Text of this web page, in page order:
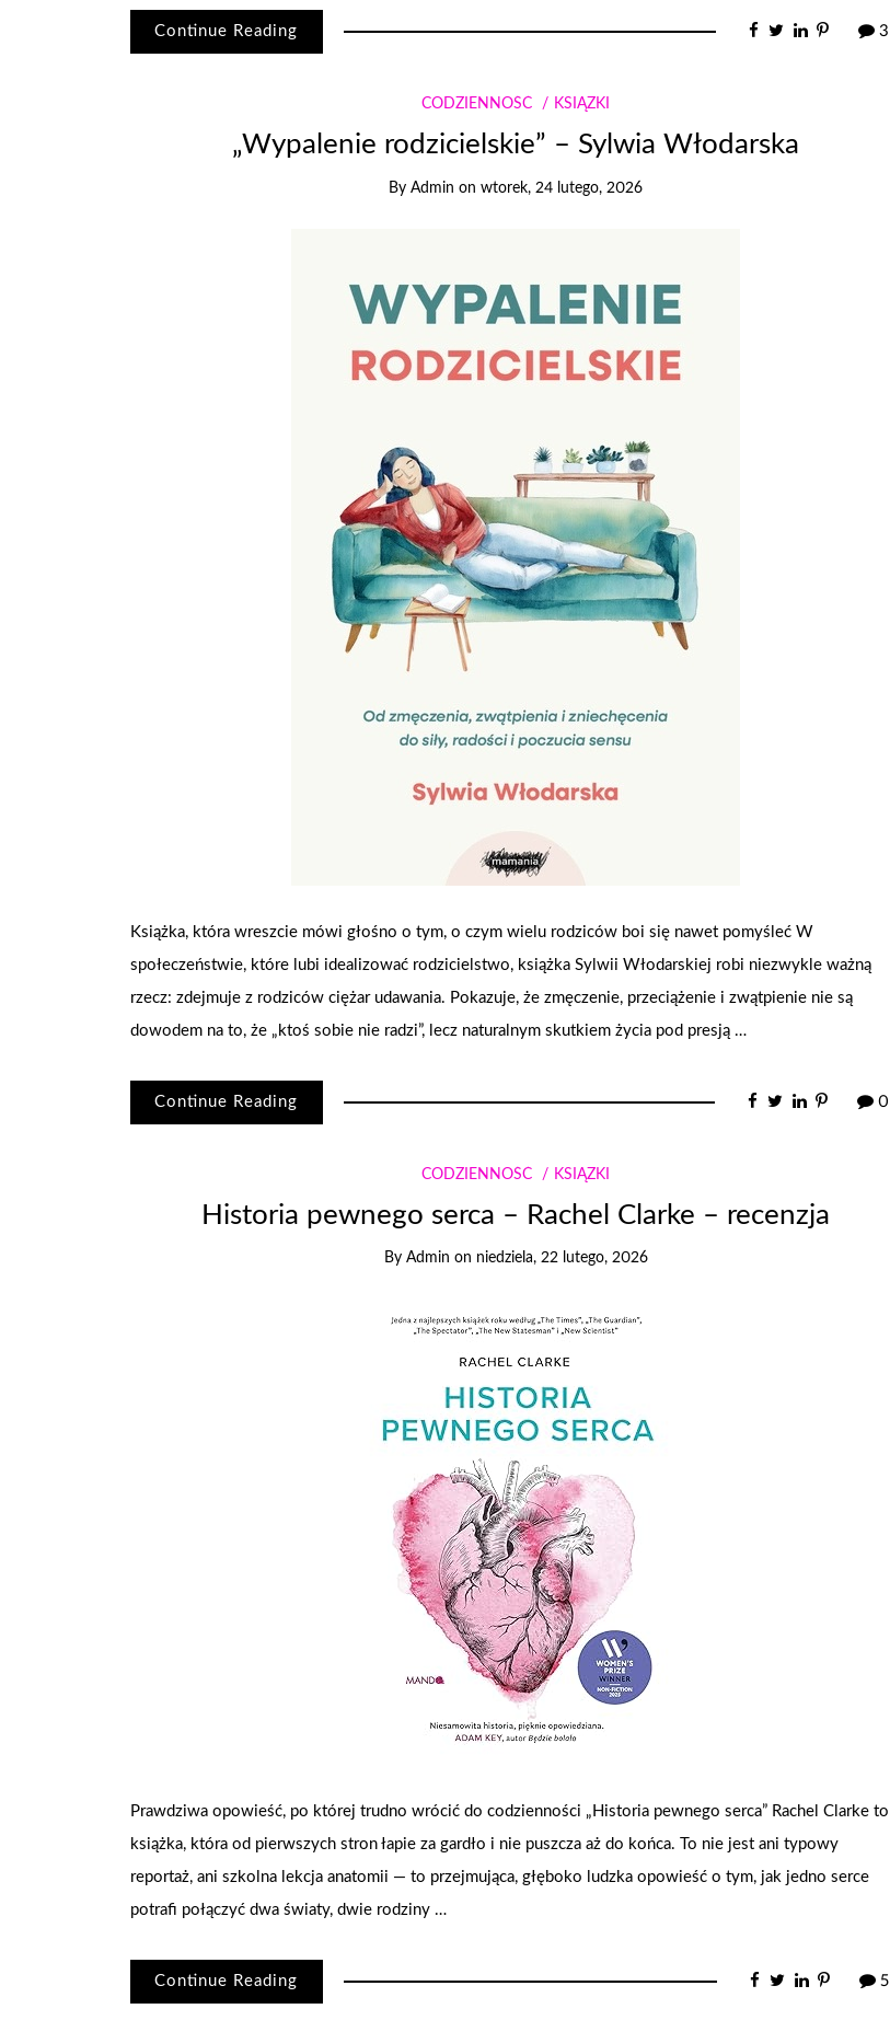
Continue Reading 3
CODZIENNOŚĆ KSIĄŻKI
„Wypalenie rodzicielskie” – Sylwia Włodarska
By Admin on wtorek, 24 lutego, 2026
Książka, która wreszcie mówi głośno o tym, o czym wielu rodziców boi się nawet pomyśleć W
społeczeństwie, które lubi idealizować rodzicielstwo, książka Sylwii Włodarskiej robi niezwykle ważną
rzecz: zdejmuje z rodziców ciężar udawania. Pokazuje, że zmęczenie, przeciążenie i zwątpienie nie są
dowodem na to, że „ktoś sobie nie radzi”, lecz naturalnym skutkiem życia pod presją …
Continue Reading 0
CODZIENNOŚĆ KSIĄŻKI
Historia pewnego serca – Rachel Clarke – recenzja
By Admin on niedziela, 22 lutego, 2026
Prawdziwa opowieść, po której trudno wrócić do codzienności „Historia pewnego serca” Rachel Clarke to
książka, która od pierwszych stron łapie za gardło i nie puszcza aż do końca. To nie jest ani typowy
reportaż, ani szkolna lekcja anatomii — to przejmująca, głęboko ludzka opowieść o tym, jak jedno serce
potrafi połączyć dwa światy, dwie rodziny …
Continue Reading 5